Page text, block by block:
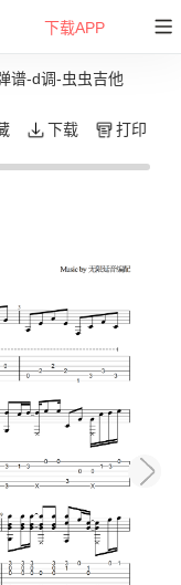
下载APP
谱-d调-虫虫吉他
下载 打印